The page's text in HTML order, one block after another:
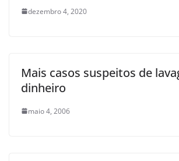
dezembro 4, 2020
Mais casos suspeitos de
dinheiro
maio 4, 2006